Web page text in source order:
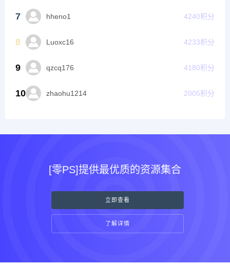
7 hheno1 4240积分
8 Luoxc16 4233积分
9 qzcq176 4180积分
10 zhaohu1214 2005积分
[零PS]提供最优质的资源集合
立即查看
了解详情